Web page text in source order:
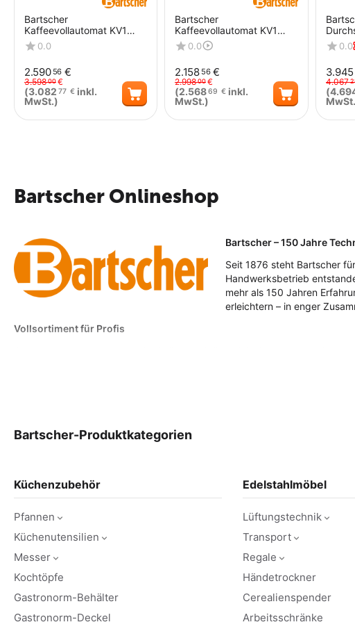
Bartscher
Kaffeevollautomat KV1
Deluxe
0.0
2.590 56 €
3.59800€
(3.082 77 € inkl.
MwSt.)
Bartscher
Kaffeevollautomat KV1
Comfort
0.0
2.158 56 €
2.99800 €
(2.56869 € inkl.
MwSt.)
DS0.0
3.945
4.067
(
Bartscher Onlineshop
Bartscher – 150 Jahre
Seit 1876 steht Bartscher
Handwerksbetrieb
mehr als 150 Jahren
erleichtern – in enger
Vollsortiment für Profis
Ausgezeichnete Marke
Mehrfach prämiert, unter anderem mit dem Plus X Award als „Beste
bestätigen regelmäßig die hohe Leistungsfähigkeit der Produkte.
Bartscher-Produktkategorien
Küchenzubehör
Pfannen
Küchenutensilien
Messer
Kochtöpfe
Gastronorm-Behälter
Gastronorm-Deckel
Edelstahlmöbel
Lüftungstechnik
Transport
Regale
Händetrockner
Cerealienspender
Arbeitsschränke